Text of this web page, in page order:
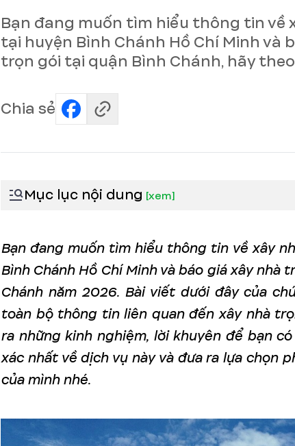
Bạn đang muốn tìm hiểu thông tin về
tại huyện Bình Chánh Hồ Chí Minh và
trọn gói tại quận Bình Chánh, hãy
Chia sẻ
Mục lục nội dung [xem]
Bạn đang muốn tìm hiểu thông tin về xây
Bình Chánh Hồ Chí Minh và báo giá xây nhà
Chánh năm 2026. Bài viết dưới đây của
toàn bộ thông tin liên quan đến xây nhà
ra những kinh nghiệm, lời khuyên để bạn
xác nhất về dịch vụ này và đưa ra lựa chọn
của mình nhé.